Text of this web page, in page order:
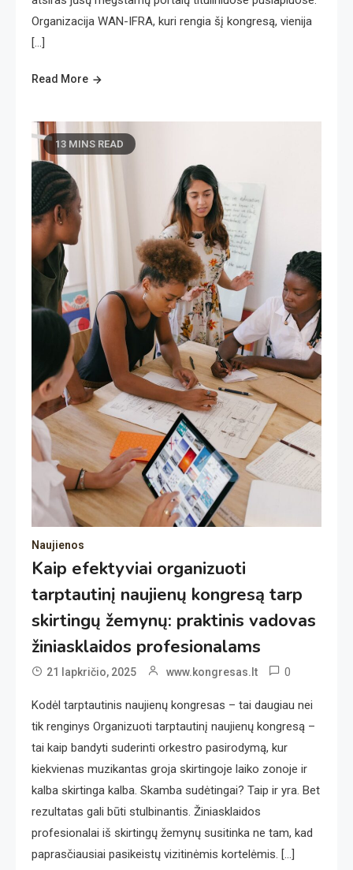
Organizacija WAN-IFRA, kuri rengia šį kongresą, vienija
[…]
Read More
13 MINS READ
Naujienos
Kaip efektyviai organizuoti
tarptautinį naujienų kongresą tarp
skirtingų žemynų: praktinis vadovas
žiniasklaidos profesionalams
21 lapkričio, 2025 www.kongresas.lt 0
Kodėl tarptautinis naujienų kongresas – tai daugiau nei
tik renginys Organizuoti tarptautinį naujienų kongresą –
tai kaip bandyti suderinti orkestro pasirodymą, kur
kiekvienas muzikantas groja skirtingoje laiko zonoje ir
kalba skirtinga kalba. Skamba sudėtingai? Taip ir yra. Bet
rezultatas gali būti stulbinantis. Žiniasklaidos
profesionalai iš skirtingų žemynų susitinka ne tam, kad
paprasčiausiai pasikeistų vizitinėmis kortelėmis. […]